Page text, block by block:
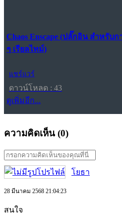
Chaos Enscape (ปลั๊กอิน สำหรับ
ๆ เรียลไทม์)
แชร์แวร์
ดาวน์โหลด : 43
ดูเพิ่มอีก...
ความคิดเห็น (0)
โยธา
28 มีนาคม 2568 21:04:23
สนใจ